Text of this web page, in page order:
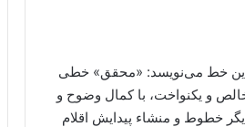
این خط می‌نویسد: «محقق» خطی
و یکنواخت، با کمال وضوح و
خطوط و منشاء پیدایش اقلام